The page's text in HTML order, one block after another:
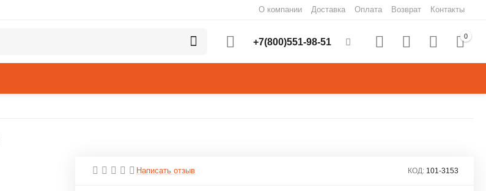
О компании Доставка Оплата Возврат Контакты
+7(800)551-98-51
0
Написать отзыв КОД: 101-3153